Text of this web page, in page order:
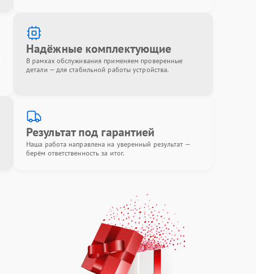
Надёжные комплектующие
В рамках обслуживания применяем проверенные
детали — для стабильной работы устройства.
Результат под гарантией
Наша работа направлена на уверенный результат —
берём ответственность за итог.